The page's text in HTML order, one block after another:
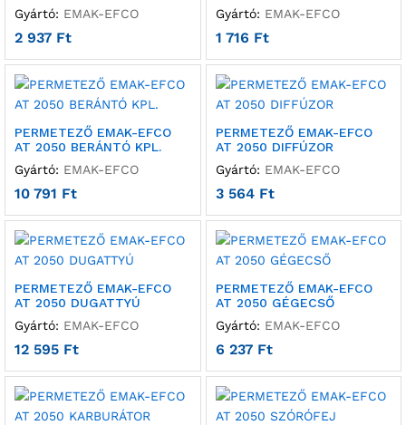
Gyártó: EMAK-EFCO
2 937 Ft
Gyártó: EMAK-EFCO
1 716 Ft
PERMETEZŐ EMAK-EFCO
AT 2050 BERÁNTÓ KPL.
Gyártó: EMAK-EFCO
10 791 Ft
PERMETEZŐ EMAK-EFCO
AT 2050 DIFFÚZOR
Gyártó: EMAK-EFCO
3 564 Ft
PERMETEZŐ EMAK-EFCO
AT 2050 DUGATTYÚ
Gyártó: EMAK-EFCO
12 595 Ft
PERMETEZŐ EMAK-EFCO
AT 2050 GÉGECSŐ
Gyártó: EMAK-EFCO
6 237 Ft